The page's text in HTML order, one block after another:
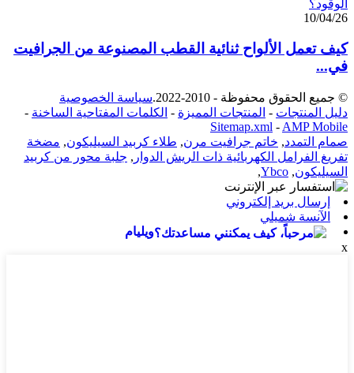
10/04/26
كيف تعمل الألواح ثنائية القطب المصنوعة من الجرافيت
في...
© جميع الحقوق محفوظة - 2010-2022.
سياسة الخصوصية
دليل المنتجات - المنتجات المميزة - الكلمات المفتاحية الساخنة -
Sitemap.xml - AMP Mobile
صمام التمدد, خاتم جرافيت مرن, طلاء كربيد السيليكون, مضخة
تفريغ الفرامل الكهربائية ذات الريش الدوار , جلبة محور من كربيد
السيليكون,
Ybco
,
إرسال بريد إلكتروني
الآنسة شميلي
ويليام
x